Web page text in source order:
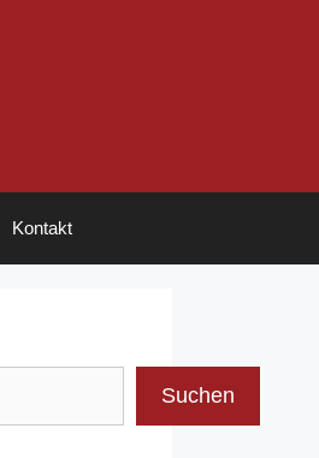
Kontakt
Suchen